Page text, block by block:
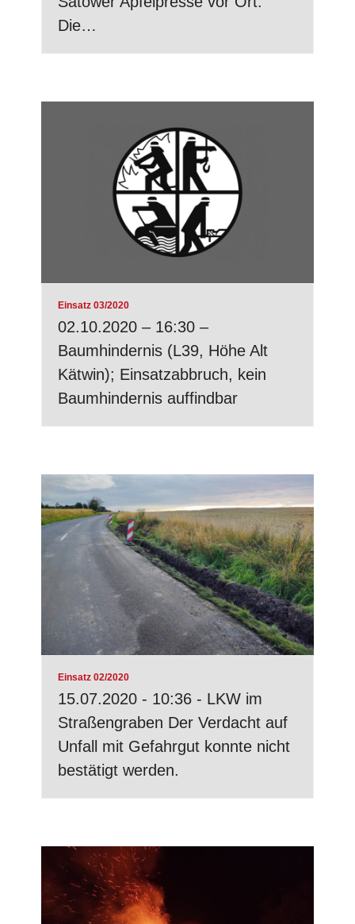
Die…
Einsatz 03/2020
02.10.2020 – 16:30 –
Baumhindernis (L39, Höhe Alt
Kätwin); Einsatzabbruch, kein
Baumhindernis auffindbar
Einsatz 02/2020
15.07.2020 - 10:36 - LKW im
Straßengraben Der Verdacht auf
Unfall mit Gefahrgut konnte nicht
bestätigt werden.